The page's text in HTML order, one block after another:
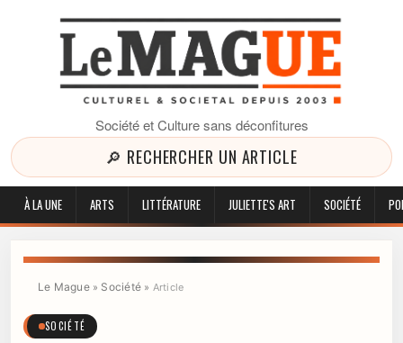
Société et Culture sans déconfitures
🔎 RECHERCHER UN ARTICLE
À LA UNE ARTS LITTÉRATURE JULIETTE'S ART SOCIÉTÉ
Le Mague» Société» Article
SOCIÉTÉ